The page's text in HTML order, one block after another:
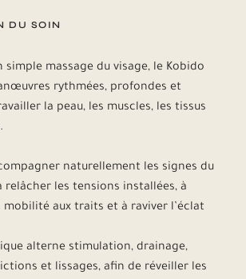
DU SOIN
simple massage du visage, le Kobido
rythmées, profondes et
la peau, les muscles, les tissus
naturellement les signes du
relâcher les tensions installées, à
mobilité aux traits et à raviver l’éclat
alterne stimulation, drainage,
et lissages, afin de réveiller les